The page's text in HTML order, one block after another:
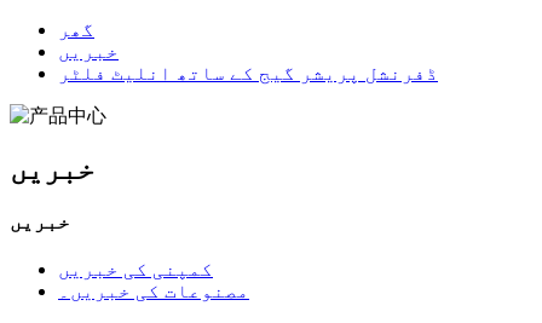
گھر
خبریں
ڈفرنشل پریشر گیج کے ساتھ انلیٹ فلٹر
خبریں
خبریں
کمپنی کی خبریں
مصنوعات کی خبریں۔